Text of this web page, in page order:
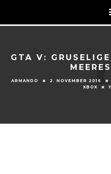
GTA V:
ARMANDO 2. NOVEMBER 2016
XBOX